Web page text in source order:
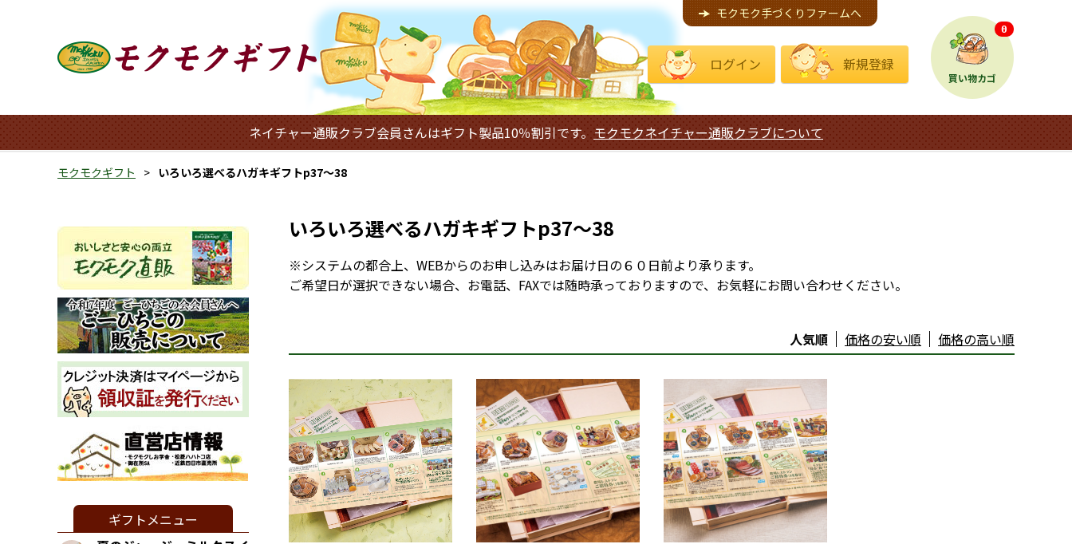
モクモク手づくりファームへ
ログイン 新規登録
買い物カゴ
0
ネイチャー通販クラブ会員さんはギフト製品10％割引です。 モクモクネイチャー通販クラブについて
モクモクギフト いろいろ選べるハガキギフトp37～38
いろいろ選べるハガキギフトp37～38
※システムの都合上、WEBからのお申し込みはお届け日の６０日前より承ります。
ご希望日が選択できない場合、お電話、FAXでは随時承っておりますので、お気軽にお問い合わせください。
人気順 価格の安い順 価格の高い順
ギフトメニュー